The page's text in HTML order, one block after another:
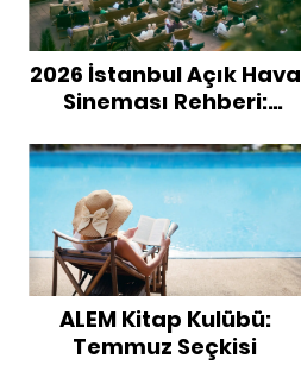
2026 İstanbul Açık Hava
Sineması Rehberi:
Gösteriliyor?
ALEM Kitap Kulübü:
Temmuz Seçkisi